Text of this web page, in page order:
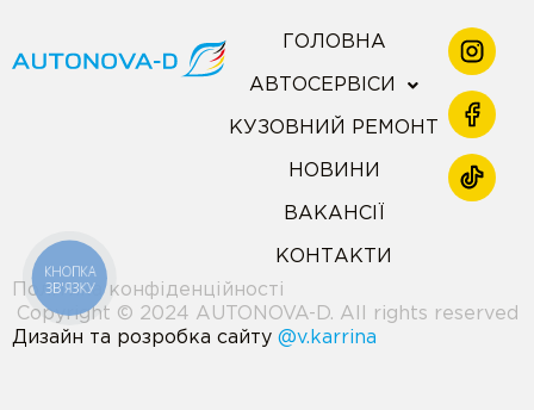
ГОЛОВНА
АВТОСЕРВІСИ
КУЗОВНИЙ РЕМОНТ
НОВИНИ
ВАКАНСІЇ
КОНТАКТИ
Copyright © 2024 AUTONOVA-D. All rights reserved
Політика конфіденційності
Дизайн та розробка сайту @v.karrina
КНОПКА
ЗВ'ЯЗКУ